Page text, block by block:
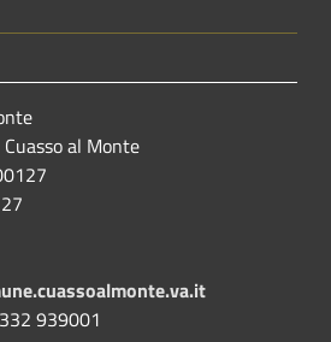
al Monte
939001